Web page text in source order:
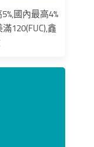
國內最高4%
120(FUC),鑫